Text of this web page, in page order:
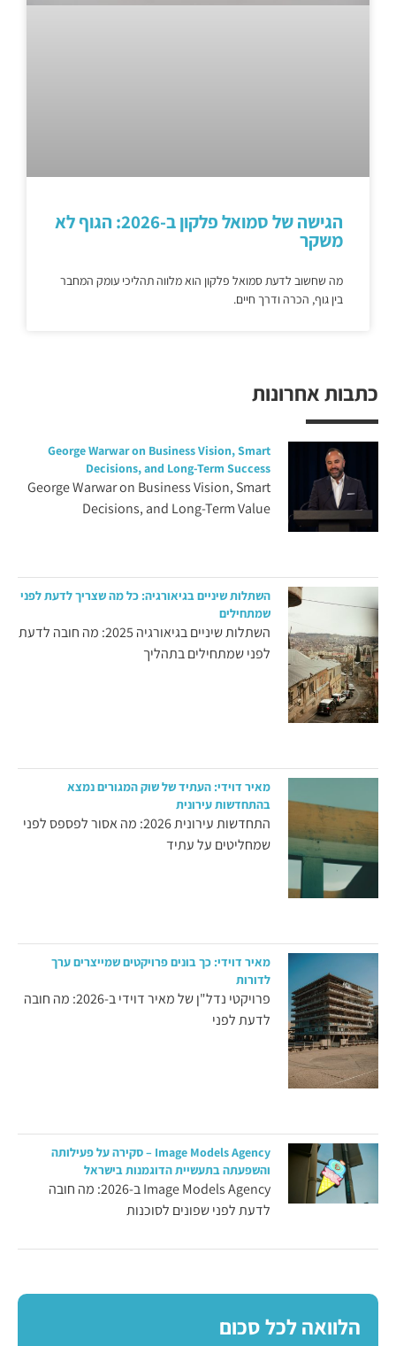
כתבות אחרונות
George Warwar on Business Vision, Smart
Decisions, and Long-Term Success
George Warwar on Business Vision, Smart
Decisions, and Long-Term Value
השתלות שיניים בגיאורגיה: כל מה שצריך לדעת לפני
שמתחילים
השתלות שיניים בגיאורגיה 2025: מה חובה לדעת
לפני שמתחילים בתהליך
מאיר דוידי: העתיד של שוק המגורים נמצא
בהתחדשות עירונית
התחדשות עירונית 2026: מה אסור לפספס לפני
שמחליטים על עתיד
מאיר דוידי: כך בונים פרויקטים שמייצרים ערך
לדורות
פרויקטי נדל"ן של מאיר דוידי ב-2026: מה חובה
לדעת לפני
Image Models Agency – סקירה על פעילותה
והשפעתה בתעשיית הדוגמנות בישראל
Image Models Agency ב-2026: מה חובה
לדעת לפני שפונים לסוכנות
הלוואה לכל סכום
הגישה של סמואל פלקון ב-2026: הגוף לא
משקר
מה שחשוב לדעת סמואל פלקון הוא מלווה תהליכי עומק המחבר
בין גוף, הכרה ודרך חיים.